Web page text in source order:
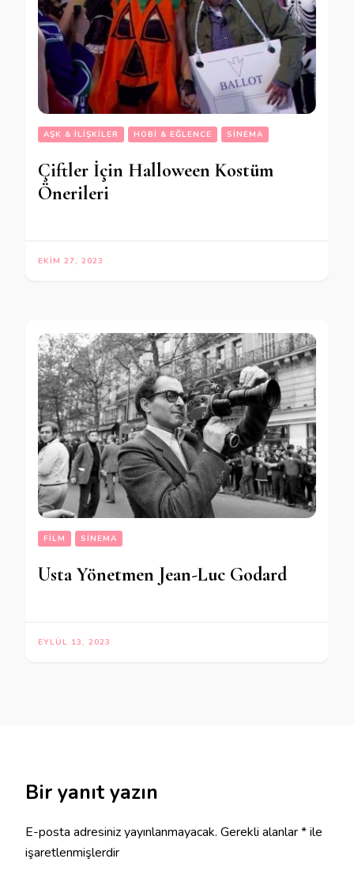
AŞK & İLIŞKILER HOBI & EĞLENCE SINEMA
Çiftler İçin Halloween Kostüm
Önerileri
EKIM 27, 2023
FILM SINEMA
Usta Yönetmen Jean-Luc Godard
EYLÜL 13, 2023
Bir yanıt yazın
E-posta adresiniz yayınlanmayacak. Gerekli alanlar*ile
işaretlenmişlerdir